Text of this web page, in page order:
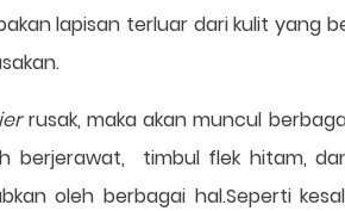
lapisan terluar dari kulit yang
rusak, maka akan muncul
berjerawat, timbul flek hitam,
oleh berbagai hal.Seperti